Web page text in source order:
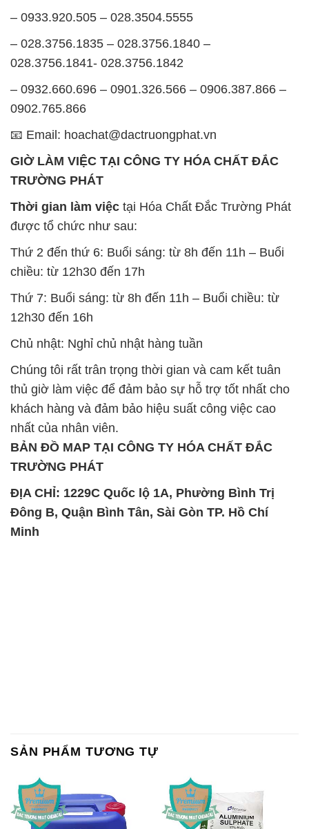
– 0933.920.505 – 028.3504.5555
– 028.3756.1835 – 028.3756.1840 –
028.3756.1841- 028.3756.1842
– 0932.660.696 – 0901.326.566 – 0906.387.866 –
0902.765.866
📧 Email: hoachat@dactruongphat.vn
GIỜ LÀM VIỆC TẠI CÔNG TY HÓA CHẤT ĐẮC
TRƯỜNG PHÁT
Thời gian làm việc tại Hóa Chất Đắc Trường Phát
được tổ chức như sau:
Thứ 2 đến thứ 6: Buổi sáng: từ 8h đến 11h – Buổi
chiều: từ 12h30 đến 17h
Thứ 7: Buổi sáng: từ 8h đến 11h – Buổi chiều: từ
12h30 đến 16h
Chủ nhật: Nghỉ chủ nhật hàng tuần
Chúng tôi rất trân trọng thời gian và cam kết tuân
thủ giờ làm việc để đảm bảo sự hỗ trợ tốt nhất cho
khách hàng và đảm bảo hiệu suất công việc cao
nhất của nhân viên.
BẢN ĐỒ MAP TẠI CÔNG TY HÓA CHẤT ĐẮC
TRƯỜNG PHÁT
ĐỊA CHỈ: 1229C Quốc lộ 1A, Phường Bình Trị
Đông B, Quận Bình Tân, Sài Gòn TP. Hồ Chí
Minh
SẢN PHẨM TƯƠNG TỰ